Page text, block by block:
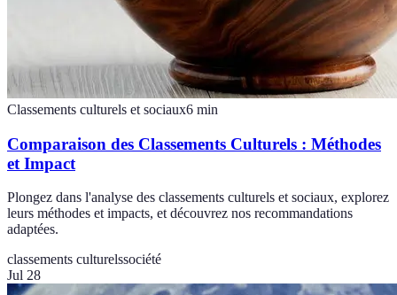
Classements culturels et sociaux6 min
Comparaison des Classements Culturels : Méthodes
et Impact
Plongez dans l'analyse des classements culturels et sociaux, explorez
leurs méthodes et impacts, et découvrez nos recommandations
adaptées.
classements culturelssociété
Jul 28